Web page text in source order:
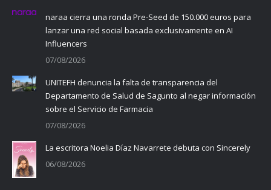
naraa cierra una ronda Pre-Seed de 150.000 euros para
lanzar una red social basada exclusivamente en AI
Influencers
07/08/2026
UNITEFH denuncia la falta de transparencia del
Departamento de Salud de Sagunto al negar información
sobre el Servicio de Farmacia
07/08/2026
La escritora Noelia Díaz Navarrete debuta con Sincerely
06/08/2026